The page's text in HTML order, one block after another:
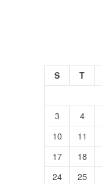
S
T
3
4
10
11
17
18
24
25